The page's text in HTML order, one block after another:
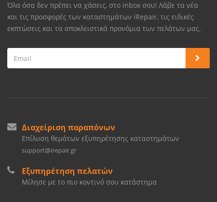
Όλα όσα δεν πρέπει να χάσεις, στο inbox σου! Λάβε τα νέα
και τις προσφορές των καταστημάτων iRepair, τις ειδικές
εκπτώσεις και τα αποκλειστικά προνόμια των πελάτων μας.
Διαχείριση παραπόνων
Επίλυση θεμάτων εξυπηρέτησης καταστημάτων
support@irepair.gr
Εξυπηρέτηση πελατών
Μίλησε με το πιο κοντινό σου κατάστημα